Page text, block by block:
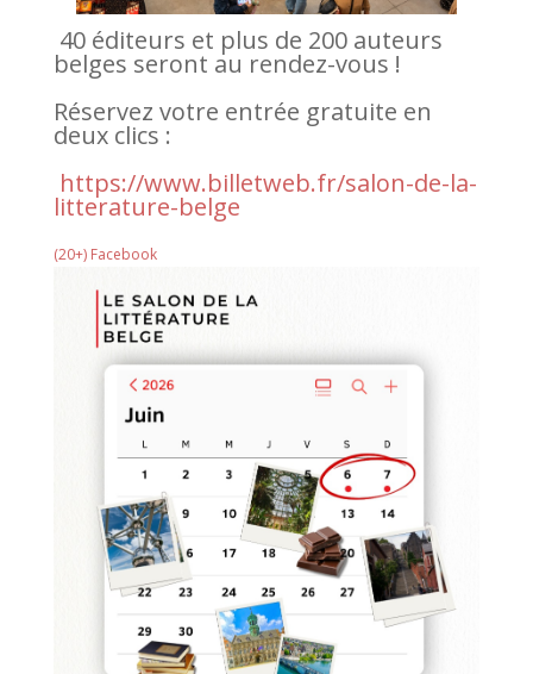
40 éditeurs et plus de 200 auteurs
belges seront au rendez-vous !
Réservez votre entrée gratuite en
deux clics :
https://www.billetweb.fr/salon-de-la-
litterature-belge
(20+) Facebook